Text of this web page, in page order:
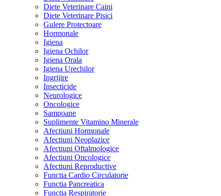
Diete Veterinare Caini
Diete Veterinare Pisici
Gulere Protectoare
Hormonale
Igiena
Igiena Ochilor
Igiena Orala
Igiena Urechilor
Ingrijire
Insecticide
Neurologice
Oncologice
Sampoane
Suplimente Vitamino Minerale
Afectiuni Hormonale
Afectiuni Neoplazice
Afectiuni Oftalmologice
Afectiuni Oncologice
Afectiuni Reproductive
Functia Cardio Circulatorie
Functia Pancreatica
Functia Respiratorie